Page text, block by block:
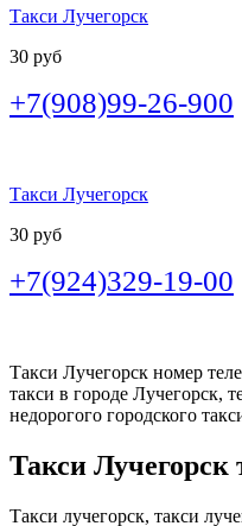
Такси Лучегорск
30 руб
+7(908)99-26-900
Такси Лучегорск
30 руб
+7(924)329-19-00
Такси Лучегорск номер
такси в городе Лучегорск,
недорогого городского
Такси Лучегорск
Такси лучегорск, такси